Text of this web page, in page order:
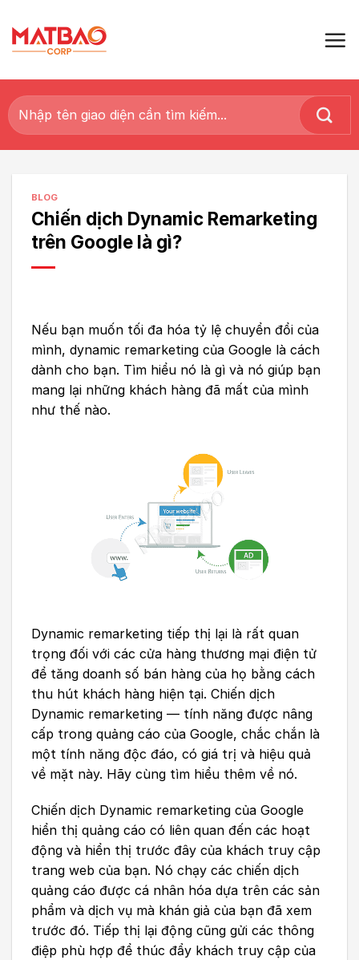
to
content
Tìm
kiếm:
BLOG
Chiến dịch Dynamic Remarketing
trên Google là gì?
Nếu bạn muốn tối đa hóa tỷ lệ chuyển đổi của
mình, dynamic remarketing của Google là cách
dành cho bạn. Tìm hiểu nó là gì và nó giúp bạn
mang lại những khách hàng đã mất của mình
như thế nào.
Dynamic remarketing tiếp thị lại là rất quan
trọng đối với các cửa hàng thương mại điện tử
để tăng doanh số bán hàng của họ bằng cách
thu hút khách hàng hiện tại. Chiến dịch
Dynamic remarketing — tính năng được nâng
cấp trong quảng cáo của Google, chắc chắn là
một tính năng độc đáo, có giá trị và hiệu quả
về mặt này. Hãy cùng tìm hiểu thêm về nó.
Chiến dịch Dynamic remarketing của Google
hiển thị quảng cáo có liên quan đến các hoạt
động và hiển thị trước đây của khách truy cập
trang web của bạn. Nó chạy các chiến dịch
quảng cáo được cá nhân hóa dựa trên các sản
phẩm và dịch vụ mà khán giả của bạn đã xem
trước đó. Tiếp thị lại động cũng gửi các thông
điệp phù hợp để thúc đẩy khách truy cập của